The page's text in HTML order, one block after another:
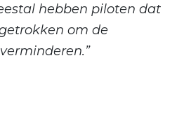
hebben piloten dat
om de